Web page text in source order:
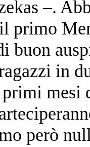
–.
primo
buon
in
mesi
però